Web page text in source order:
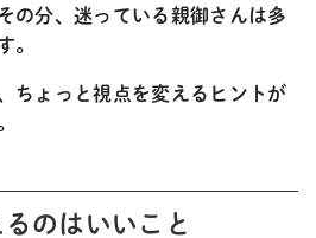
の分、迷っている親御さんは多
。
ちょっと視点を変えるヒントが
のはいいこと